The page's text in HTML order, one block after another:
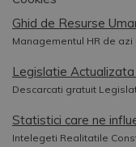
Ghid de Resurse
Managementul HR de
Legislatie
Descarcati gratuit
Statistici care ne
Intelegeti Realitatile